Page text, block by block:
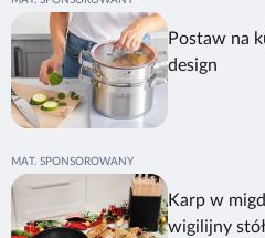
Postaw na
design
Karp w
wigilijny stół